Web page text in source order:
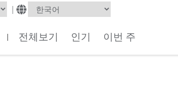
|
| 전체보기 인기 이번 주